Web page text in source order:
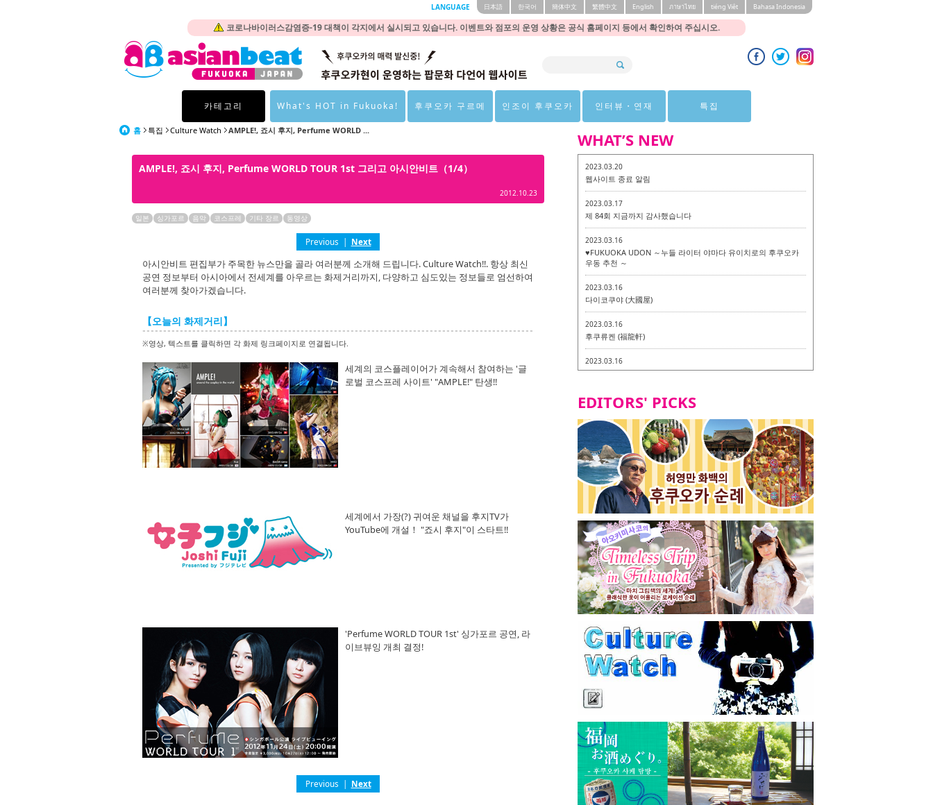
코로나바이러스감염증-19 대책이 각지에서 실시되고 있습니다. 이벤트와 점포의 운영 상황은 공식 홈페이지 등에서 확인하여 주십시오.
LANGUAGE 日本語 한국어 簡体中文 繁體中文 English ภาษาไทย tiéng Viêt Bahasa Indonesia
카테고리 What's HOT in Fukuoka! 후쿠오카 구르메 인조이 후쿠오카 인터뷰・연재 특집
홈 특집 Culture Watch AMPLE!, 죠시 후지, Perfume WORLD ...
AMPLE!, 죠시 후지, Perfume WORLD TOUR 1st 그리고 아시안비트（1/4）
2012.10.23
일본 싱가포르 음악 코스프레 기타 장르 동영상
Previous | Next
아시안비트 편집부가 주목한 뉴스만을 골라 여러분께 소개해 드립니다. Culture Watch!!. 항상 최신
공연 정보부터 아시아에서 전세계를 아우르는 화제거리까지, 다양하고 심도있는 정보들로 엄선하여
여러분께 찾아가겠습니다.
【오늘의 화제거리】
※영상, 텍스트를 클릭하면 각 화제 링크페이지로 연결됩니다.
세계의 코스플레이어가 계속해서 참여하는 '글
로벌 코스프레 사이트' "AMPLE!" 탄생!!
세계에서 가장(?) 귀여운 채널을 후지TV가
YouTube에 개설！ "죠시 후지"이 스타트!!
'Perfume WORLD TOUR 1st' 싱가포르 공연, 라
이브뷰잉 개최 결정!
Previous | Next
WHAT’S NEW
2023.03.20
웹사이트 종료 알림
2023.03.17
제 84회 지금까지 감사했습니다
2023.03.16
♥FUKUOKA UDON ～누들 라이터 야마다 유이치로의 후쿠오카
우동 추천 ～
2023.03.16
다이코쿠야 (大國屋)
2023.03.16
후쿠류켄 (福龍軒)
2023.03.16
후쿠오카 라멘 월드 - Presented by 누들 라이터 야마다 유이치로
2023.03.07
비건・베지테리언 메뉴 시식 투어 in 후쿠오카시
2023.03.07
이소기요카라즈 하카타 본점 / 磯ぎよからず 博多本店 - 비건・베
지테리언 메뉴 시식투어 in 후쿠오카시 -
2023.03.02
little stand 다이묘점 -비건・베지테리언 메뉴 시식투어 in 후쿠오
카시
2023.02.28
토치쿠켄 오리오본사 우동점 / 東筑軒 折尾本社うどん店
EDITORS' PICKS